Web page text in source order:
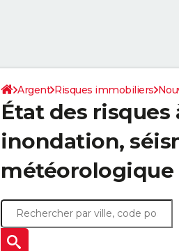
Argent Risques immobiliers
État des risques
inondation,
météorologique